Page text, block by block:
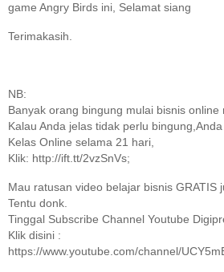
game Angry Birds ini, Selamat siang
Terimakasih.
NB:
Banyak orang bingung mulai bisnis online
Kalau Anda jelas tidak perlu
Kelas Online selama 21 hari,
Klik: http://ift.tt/2vzSnVs;
Mau ratusan video belajar bisnis GRATIS
Tentu donk.
Tinggal Subscribe Channel Youtube
Klik disini :
https://www.youtube.com/channel/